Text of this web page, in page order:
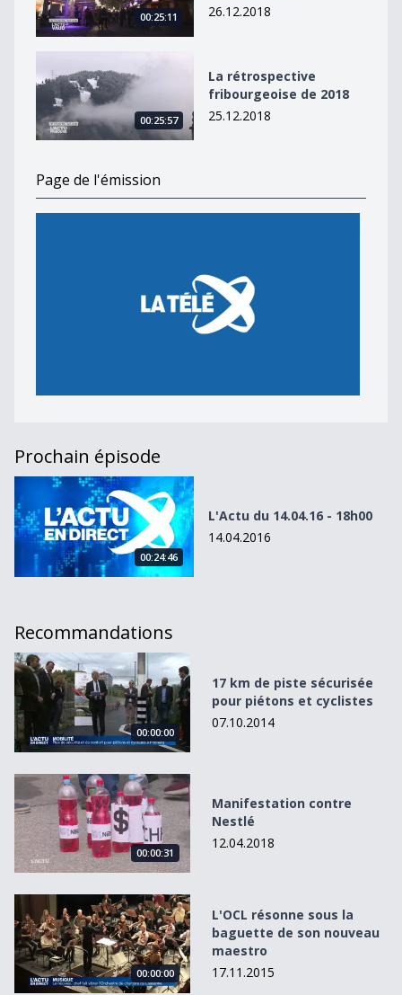
00:25:11
26.12.2018
00:25:57
La rétrospective
fribourgeoise de 2018
25.12.2018
Page de l'émission
Prochain épisode
L&#039;Actu du 14.04.16 - 18h00
00:24:46
L'Actu du 14.04.16 - 18h00
14.04.2016
Recommandations
17 km de piste sécurisée pour piétons et cyclistes
00:00:00
17 km de piste sécurisée
pour piétons et cyclistes
07.10.2014
Manifestation contre Nestlé
00:00:31
Manifestation contre
Nestlé
12.04.2018
L&#039;OCL résonne sous la baguette de son nouveau
00:00:00
L'OCL résonne sous la
baguette de son nouveau
maestro
17.11.2015